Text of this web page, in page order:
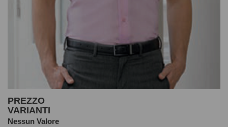
PREZZO
VARIANTI
Nessun Valore